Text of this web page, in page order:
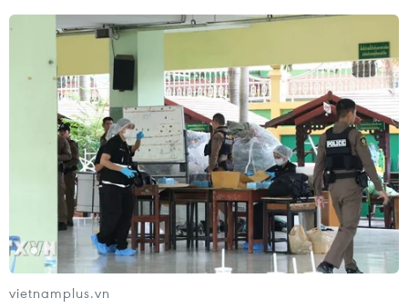
Nhà sáng lập Autonomy tiếp tục “phát
điên” với HP
26/11/2012 02:24
Nhà sáng lập Autonomy khẳng định sẽ không để cho
HP biến ông trở thành “vật tế thần” cho những yếu kém
tài chính của hãng này.
vietnamplus.vn